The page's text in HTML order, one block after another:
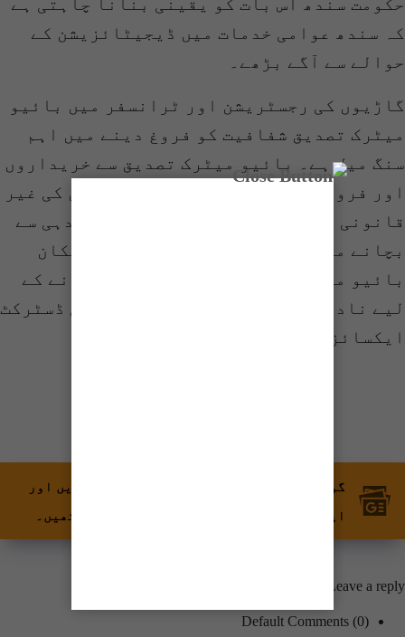
کہ سندھ عوامی خدمات میں ڈیجیٹائزیشن کے
حوالے سے آگے بڑھے۔
گاڑیوں کی رجسٹریشن اور ٹرانسفر میں بائیو
میٹرک تصدیق شفافیت کو فروغ دینے میں اہم
سنگ میل ہے۔ بائیو میٹرک تصدیق سے خریداروں
اور فروخت کنندگان کی شناخت، گاڑیوں کی غیر
قانونی منتقلی اور شہریوں کو دھوکہ دہی سے
بچانے میں مدد ملے گی۔ گاڑیوں کے مالکان
بائیو میٹرک تصدیق کے عمل کو مکمل کرنے کے
لیے نادرا ای سہولت مراکز یا کسی بھی ڈسٹرکٹ
ایکسائز آفس سے رجوع کر سکتے ہیں۔
گوگل نیوز پر ٹائمز آف کراچی کو فالو کریں اور
اپنی پسندیدہ مواد کو زیادہ تیزی سے دیکھیں۔
Leave a reply
Default Comments (0)